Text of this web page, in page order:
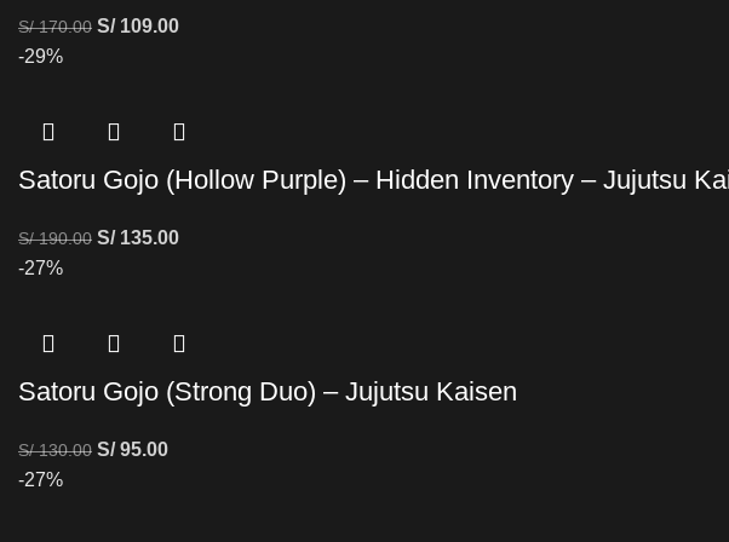
S/170.00 S/109.00
-29%
Satoru Gojo (Hollow Purple) – Hidden Inventory – Jujutsu
S/190.00 S/135.00
-27%
Satoru Gojo (Strong Duo) – Jujutsu Kaisen
S/130.00 S/95.00
-27%